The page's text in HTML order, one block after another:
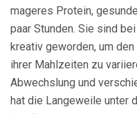
mageres Protein,
paar Stunden. Sie sind
kreativ geworden, um
ihrer Mahlzeiten zu
Abwechslung und
hat die Langeweile unter